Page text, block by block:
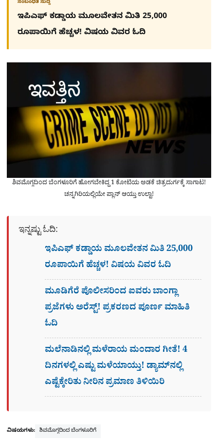
ಸಂಬಂಧಿತ ಸುದ್ದಿ
ಇಪಿಎಫ್ ಕಡ್ಡಾಯ ಮೂಲವೇತನ ಮಿತಿ 25,000
ರೂಪಾಯಿಗೆ ಹೆಚ್ಚಳ! ವಿಷಯ ವಿವರ ಓದಿ
ಶಿವಮೊಗ್ಗದಿಂದ ಬೆಂಗಳೂರಿಗೆ ಹೋಗಬೇಕಿದ್ದ 1 ಕೋಟಿಯ ಅಡಕೆ ಚಿತ್ರದುರ್ಗಕ್ಕೆ ಸಾಗಾಟ!
ಚನ್ನಗಿರಿಯಲ್ಲಿಯೇ ಪ್ಲಾನ್​ ಆಯ್ತು ಉಲ್ಟಾ!
ಇನ್ನಷ್ಟು ಓದಿ:
ಇಪಿಎಫ್ ಕಡ್ಡಾಯ ಮೂಲವೇತನ ಮಿತಿ 25,000
ರೂಪಾಯಿಗೆ ಹೆಚ್ಚಳ! ವಿಷಯ ವಿವರ ಓದಿ
ಮೂಡಿಗೆರೆ ಪೊಲೀಸರಿಂದ ಐವರು ಬಾಂಗ್ಲಾ
ಪ್ರಜೆಗಳು ಅರೆಸ್ಟ್! ಪ್ರಕರಣದ ಪೂರ್ಣ ಮಾಹಿತಿ
ಓದಿ
ಮಲೆನಾಡಿನಲ್ಲಿ ಮಳೆರಾಯ ಮಂದಾರ ಗೀತೆ! 4
ದಿನಗಳಲ್ಲಿ ಎಷ್ಟು ಮಳೆಯಾಯ್ತು! ಡ್ಯಾಮ್​ನಲ್ಲಿ
ಎಷ್ಟೆಕ್ಕೇರಿತು ನೀರಿನ ಪ್ರಮಾಣ ತಿಳಿಯಿರಿ
ವಿಷಯಗಳು: ಶಿವಮೊಗ್ಗದಿಂದ ಬೆಂಗಳೂರಿಗೆ